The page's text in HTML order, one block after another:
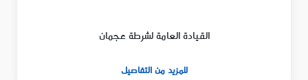
القيادة العامة لشرطة عجمان
للمزيد من التفاصيل